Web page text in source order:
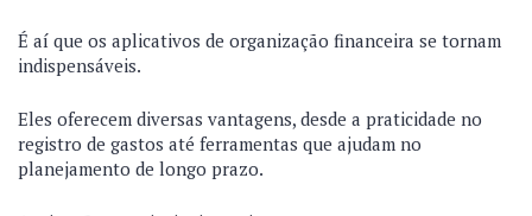
É aí que os aplicativos de organização financeira se tornam
indispensáveis.
Eles oferecem diversas vantagens, desde a praticidade no
registro de gastos até ferramentas que ajudam no
planejamento de longo prazo.